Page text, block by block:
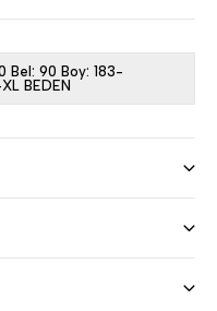
Bel: 90 Boy: 183-
BEDEN